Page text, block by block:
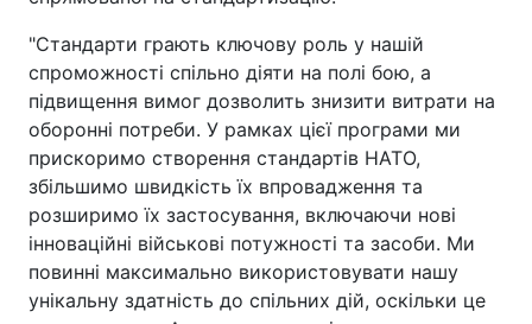
"Стандарти грають ключову роль у нашій
спроможності спільно діяти на полі бою, а
підвищення вимог дозволить знизити витрати на
оборонні потреби. У рамках цієї програми ми
прискоримо створення стандартів НАТО,
збільшимо швидкість їх впровадження та
розширимо їх застосування, включаючи нові
інноваційні військові потужності та засоби. Ми
повинні максимально використовувати нашу
унікальну здатність до спільних дій, оскільки це